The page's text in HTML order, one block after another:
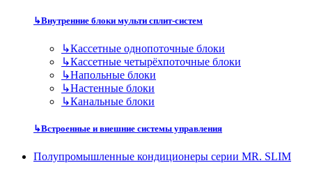
↳Внутренние блоки мульти сплит-систем
↳Кассетные однопоточные блоки
↳Кассетные четырёхпоточные блоки
↳Напольные блоки
↳Настенные блоки
↳Канальные блоки
↳Встроенные и внешние системы управления
Полупромышленные кондиционеры серии MR. SLIM